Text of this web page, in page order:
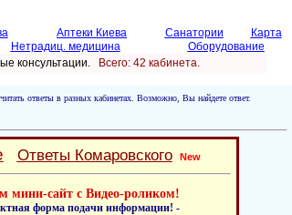
Аптеки Киева Санатории
Карта
Нетрадиц. медицина
Оборудование
консультации.
Всего: 42 кабинетa.
ответы в разных кабинетах. Возможно, Вы найдете ответ.
Ответы Комаровского New
мини-сайт с Видео-роликом!
форма подачи информации! -